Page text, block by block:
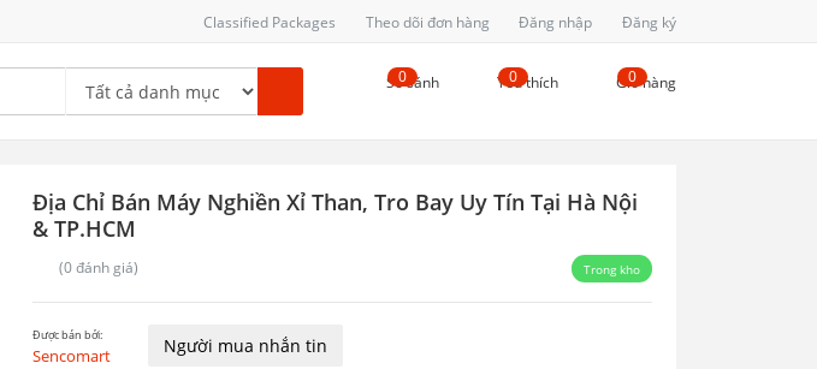
Classified Packages Theo dõi đơn hàng Đăng nhập Đăng ký
So sánh
0 Yêu thích
0 Giỏ hàng
0
Địa Chỉ Bán Máy Nghiền Xỉ Than, Tro Bay Uy Tín Tại Hà Nội
& TP.HCM
(0 đánh giá) Trong kho
Được bán bởi:
Sencomart Người mua nhắn tin